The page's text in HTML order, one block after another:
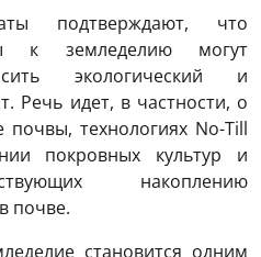
подтверждают, что
к земледелию могут
экологический и
Речь идет, в частности, о
технологиях No-Till
покровных культур и
накоплению
почве.
становится одним